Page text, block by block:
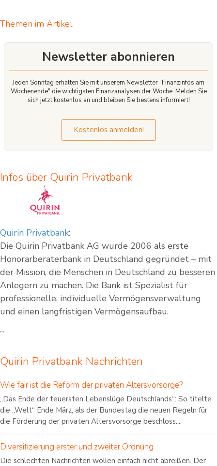
Themen im Artikel
Newsletter abonnieren
Jeden Sonntag erhalten Sie mit unserem Newsletter "Finanzinfos am
Wochenende" die wichtigsten Finanzanalysen der Woche. Melden Sie
sich jetzt kostenlos an und bleiben Sie bestens informiert!
Kostenlos anmelden!
Infos über Quirin Privatbank
Quirin Privatbank:
Die Quirin Privatbank AG wurde 2006 als erste
Honorarberaterbank in Deutschland gegründet – mit
der Mission, die Menschen in Deutschland zu besseren
Anlegern zu machen. Die Bank ist Spezialist für
professionelle, individuelle Vermögensverwaltung
und einen langfristigen Vermögensaufbau.
...
Quirin Privatbank Nachrichten
Wie fair ist die Reform der privaten Altersvorsorge?
„Das Ende der teuersten Lebenslüge Deutschlands“: So titelte
die „Welt“ Ende März, als der Bundestag die neuen Regeln für
die Förderung der privaten Altersvorsorge beschloss....
Diversifizierung erster und zweiter Ordnung
Die schlechten Nachrichten wollen einfach nicht abreißen. Der